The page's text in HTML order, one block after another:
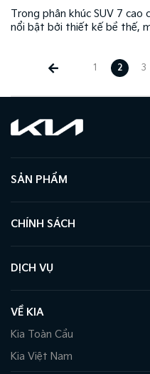
Trong phân khúc SUV 7 cao
nổi bật bởi thiết kế bề thế,
1 2 3
SẢN PHẨM
CHÍNH SÁCH
DỊCH VỤ
VỀ KIA
Kia Toàn Cầu
Kia Việt Nam